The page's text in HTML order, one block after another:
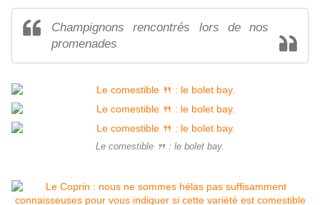
Champignons rencontrés lors de nos
promenades
Le comestible 🍴 : le bolet bay.